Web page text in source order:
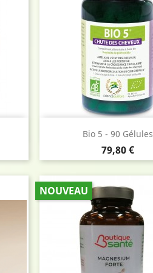
Bio 5 - 90 Gélules
Prix
79,80 €
Aperçu rapide
NOUVEAU